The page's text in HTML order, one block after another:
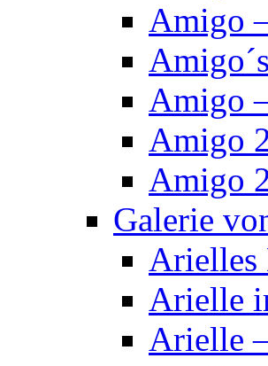
Amigo
Amigo
Amigo
Amigo
Galerie
Arielles
Arielle
Arielle